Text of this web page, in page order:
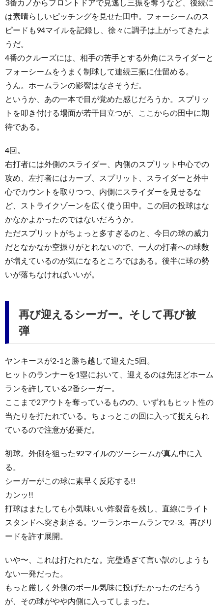
3番カノからフロントドアで見逃し三振を奪うなど、後続に
は素晴らしいピッチングを見せた田中。フォーシームのス
ピードも94マイルを記録し、徐々に調子は上がってきたよ
うだ。
4番のクルーズには、相手の苦手とする外角にスライダーと
フォーシームをうまく制球して連続三振に仕留める。
うん。ホームランの影響はなさそうだ。
というか、あの一本で目が覚めた感じだろうか。スプリッ
トを叩き付ける場面が若干目立つが、ここからの田中に期
待である。
4回。
右打者には外側のスライダー、内側のスプリット中心での
攻め、左打者にはカーブ、スプリット、スライダーと外中
心でカウントを取りつつ、内側にスライダーを見せるな
ど、ストライクゾーンを広く使う田中。この回の投球はな
かなかよかったのではないだろうか。
ただスプリットがちょっと多すぎるのと、今日の球の威力
だとなかなか空振りがとれないので、一人の打者への球数
が増えているのが気になるところではある。後半に球の勢
いが落ちなければいいが。
再び迎えるシーガー。そして再び被
弾
ヤンキースが2-1と勝ち越して迎えた5回。
ヒットのランナーを1塁において、迎えるのは先ほどホーム
ランを許している2番シーガー。
ここまで2アウトを奪っているものの、いずれもヒット性の
当たりを打たれている。ちょっとこの回に入って捉えられ
ているので注意が必要だ。
初球。外側を狙った92マイルのツーシームが真ん中に入
る。
シーガーがこの球に素早く反応する!!
カンッ!!
打球はまたしても小気味いい炸裂音を残し、直線にライト
スタンドへ突き刺さる。ツーランホームランで2-3。再びリ
ードを許す展開。
いや〜、これは打たれたな。完璧過ぎて言い訳のしようも
ない一発だった。
もっと厳しく外側のボール気味に投げたかったのだろう
が、その球がやや内側に入ってしまった。